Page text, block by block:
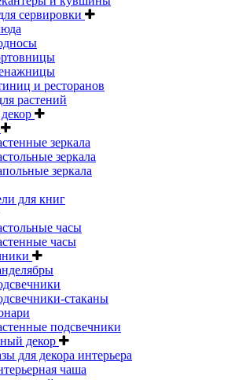
сервировки
и ресторанов
растений
зеркала
зеркала
зеркала
для книг
часы
часы
стаканы
подсвечники
декор
для декора интерьера
чаша